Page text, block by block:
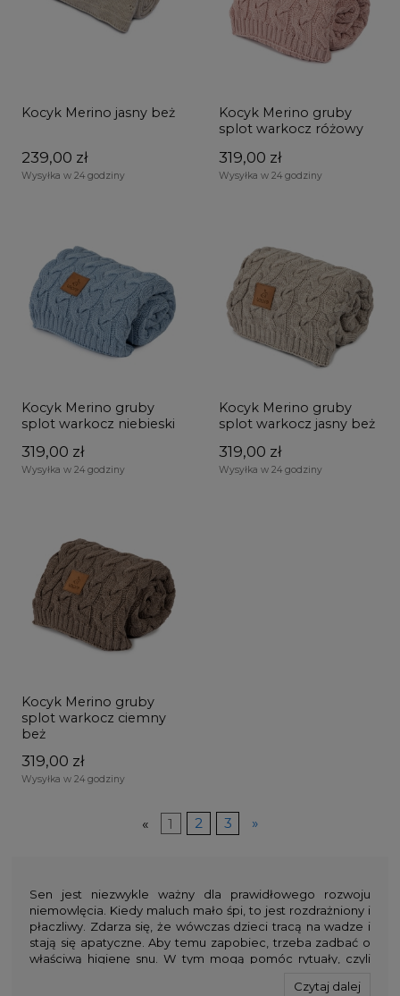
Kocyk Merino jasny beż
239,00 zł
Wysyłka w 24 godziny
Kocyk Merino gruby
splot warkocz różowy
319,00 zł
Wysyłka w 24 godziny
Kocyk Merino gruby
splot warkocz niebieski
319,00 zł
Wysyłka w 24 godziny
Kocyk Merino gruby
splot warkocz jasny beż
319,00 zł
Wysyłka w 24 godziny
Kocyk Merino gruby
splot warkocz ciemny
beż
319,00 zł
Wysyłka w 24 godziny
« 1 2 3 »
Sen jest niezwykle ważny dla prawidłowego rozwoju
niemowlęcia. Kiedy maluch mało śpi, to jest rozdrażniony i
płaczliwy. Zdarza się, że wówczas dzieci tracą na wadze i
stają się apatyczne. Aby temu zapobiec, trzeba zadbać o
właściwą higienę snu. W tym mogą pomóc rytuały, czyli
samej porze. Dzięki temu dziecko będzie wiedziało, że
Czytaj dalej